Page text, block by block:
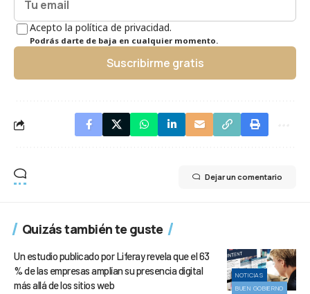
Acepto la política de privacidad.
Podrás darte de baja en cualquier momento.
Suscribirme gratis
Dejar un comentario
Quizás también te guste
NOTICIAS
BUEN GOBIERNO
Un estudio publicado por Liferay revela que el 63
% de las empresas amplían su presencia digital
más allá de los sitios web